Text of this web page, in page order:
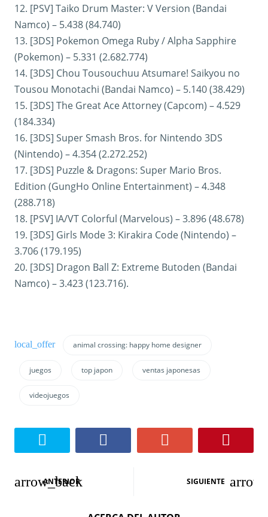
12. [PSV] Taiko Drum Master: V Version (Bandai
Namco) – 5.438 (84.740)
13. [3DS] Pokemon Omega Ruby / Alpha Sapphire
(Pokemon) – 5.331 (2.682.774)
14. [3DS] Chou Tousouchuu Atsumare! Saikyou no
Tousou Monotachi (Bandai Namco) – 5.140 (38.429)
15. [3DS] The Great Ace Attorney (Capcom) – 4.529
(184.334)
16. [3DS] Super Smash Bros. for Nintendo 3DS
(Nintendo) – 4.354 (2.272.252)
17. [3DS] Puzzle & Dragons: Super Mario Bros.
Edition (GungHo Online Entertainment) – 4.348
(288.718)
18. [PSV] IA/VT Colorful (Marvelous) – 3.896 (48.678)
19. [3DS] Girls Mode 3: Kirakira Code (Nintendo) –
3.706 (179.195)
20. [3DS] Dragon Ball Z: Extreme Butoden (Bandai
Namco) – 3.423 (123.716).
animal crossing: happy home designer
juegos top japon ventas japonesas
videojuegos
N
ANTERIOR SIGUIENTE